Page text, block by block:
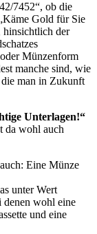
7452“, ob die
Gold für Sie
hinsichtlich der
Münzenform
manche sind, wie
man in Zukunft
Unterlagen!“
da wohl auch
auch: Eine Münze
unter Wert
denen wohl eine
und eine